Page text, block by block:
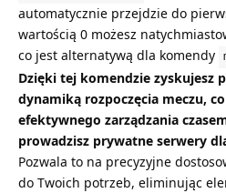
automatycznie przejdzie do
wartością 0 możesz
co jest alternatywą dla komendy
Dzięki tej komendzie zyskujesz
dynamiką rozpoczęcia meczu,
efektywnego zarządzania
prowadzisz prywatne serwery
Pozwala to na precyzyjne
do Twoich potrzeb, eliminując